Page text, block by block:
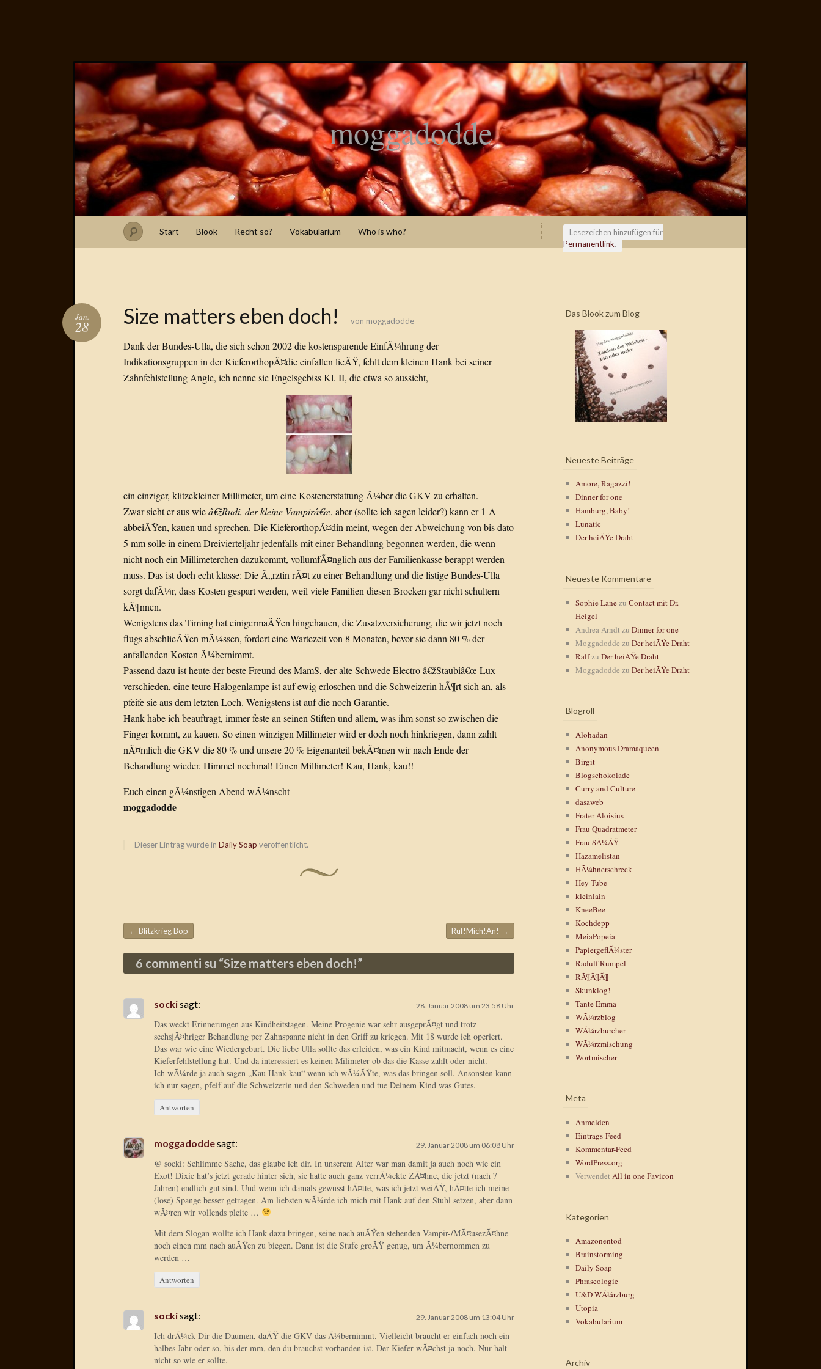
moggadodde
Start Blook Recht so? Vokabularium Who is who?
Lesezeichen hinzufügen für
Permanentlink.
Size matters eben doch!
Jan.
28 von moggadodde
Dank der Bundes-Ulla, die sich schon 2002 die kostensparende EinfÃ¼hrung der
Indikationsgruppen in der KieferorthopÃ¤die einfallen lieÃŸ, fehlt dem kleinen Hank bei seiner
ZahnfehlstellungAngle, ich nenne sie Engelsgebiss Kl. II, die etwa so aussieht,
ein einziger, klitzekleiner Millimeter, um eine Kostenerstattung Ã¼ber die GKV zu erhalten.
Zwar sieht er aus wieâ€žRudi, der kleine Vampirâ€œ, aber (sollte ich sagen leider?) kann er 1-A
abbeiÃŸen, kauen und sprechen. Die KieferorthopÃ¤din meint, wegen der Abweichung von bis dato
5 mm solle in einem Dreivierteljahr jedenfalls mit einer Behandlung begonnen werden, die wenn
nicht noch ein Millimeterchen dazukommt, vollumfÃ¤nglich aus der Familienkasse berappt werden
muss. Das ist doch echt klasse: Die Ã„rztin rÃ¤t zu einer Behandlung und die listige Bundes-Ulla
sorgt dafÃ¼r, dass Kosten gespart werden, weil viele Familien diesen Brocken gar nicht schultern
kÃ¶nnen.
Wenigstens das Timing hat einigermaÃŸen hingehauen, die Zusatzversicherung, die wir jetzt noch
flugs abschlieÃŸen mÃ¼ssen, fordert eine Wartezeit von 8 Monaten, bevor sie dann 80 % der
anfallenden Kosten Ã¼bernimmt.
Passend dazu ist heute der beste Freund des MamS, der alte Schwede Electro â€žStaubiâ€œ Lux
verschieden, eine teure Halogenlampe ist auf ewig erloschen und die Schweizerin hÃ¶rt sich an, als
pfeife sie aus dem letzten Loch. Wenigstens ist auf die noch Garantie.
Hank habe ich beauftragt, immer feste an seinen Stiften und allem, was ihm sonst so zwischen die
Finger kommt, zu kauen. So einen winzigen Millimeter wird er doch noch hinkriegen, dann zahlt
nÃ¤mlich die GKV die 80 % und unsere 20 % Eigenanteil bekÃ¤men wir nach Ende der
Behandlung wieder. Himmel nochmal! Einen Millimeter! Kau, Hank, kau!!
Euch einen gÃ¼nstigen Abend wÃ¼nscht
moggadodde
Dieser Eintrag wurde in Daily Soap veröffentlicht.
Beitragsnavigation
← Blitzkrieg Bop Ruf!Mich!An! →
6 commenti su “Size matters eben doch!”
sockisagt: 28. Januar 2008 um 23:58 Uhr
Das weckt Erinnerungen aus Kindheitstagen. Meine Progenie war sehr ausgeprÃ¤gt und trotz
sechsjÃ¤hriger Behandlung per Zahnspanne nicht in den Griff zu kriegen. Mit 18 wurde ich operiert.
Das war wie eine Wiedergeburt. Die liebe Ulla sollte das erleiden, was ein Kind mitmacht, wenn es eine
Kieferfehlstellung hat. Und da interessiert es keinen Milimeter ob das die Kasse zahlt oder nicht.
Ich wÃ¼rde ja auch sagen „Kau Hank kau“ wenn ich wÃ¼ÃŸte, was das bringen soll. Ansonsten kann
ich nur sagen, pfeif auf die Schweizerin und den Schweden und tue Deinem Kind was Gutes.
Antworten
moggadoddesagt: 29. Januar 2008 um 06:08 Uhr
@ socki: Schlimme Sache, das glaube ich dir. In unserem Alter war man damit ja auch noch wie ein
Exot! Dixie hat’s jetzt gerade hinter sich, sie hatte auch ganz verrÃ¼ckte ZÃ¤hne, die jetzt (nach 7
Jahren) endlich gut sind. Und wenn ich damals gewusst hÃ¤tte, was ich jetzt weiÃŸ, hÃ¤tte ich meine
(lose) Spange besser getragen. Am liebsten wÃ¼rde ich mich mit Hank auf den Stuhl setzen, aber dann
wÃ¤ren wir vollends pleite …
Mit dem Slogan wollte ich Hank dazu bringen, seine nach auÃŸen stehenden Vampir-/MÃ¤usezÃ¤hne
noch einen mm nach auÃŸen zu biegen. Dann ist die Stufe groÃŸ genug, um Ã¼bernommen zu
werden …
Antworten
sockisagt: 29. Januar 2008 um 13:04 Uhr
Ich drÃ¼ck Dir die Daumen, daÃŸ die GKV das Ã¼bernimmt. Vielleicht braucht er einfach noch ein
halbes Jahr oder so, bis der mm, den du brauchst vorhanden ist. Der Kiefer wÃ¤chst ja noch. Nur halt
nicht so wie er sollte.
Das Blook zum Blog
Neueste Beiträge
Amore, Ragazzi!
Dinner for one
Hamburg, Baby!
Lunatic
Der heiÃŸe Draht
Neueste Kommentare
Sophie Lanezu Contact mit Dr.
Heigel
Andrea Arndt zu Dinner for one
Moggadodde zu Der heiÃŸe Draht
Ralfzu Der heiÃŸe Draht
Moggadodde zu Der heiÃŸe Draht
Blogroll
Alohadan
Anonymous Dramaqueen
Birgit
Blogschokolade
Curry and Culture
dasaweb
Frater Aloisius
Frau Quadratmeter
Frau SÃ¼ÃŸ
Hazamelistan
HÃ¼hnerschreck
Hey Tube
kleinlain
KneeBee
Kochdepp
MeiaPopeia
PapiergeflÃ¼ster
Radulf Rumpel
RÃ¶Ã¶Ã¶
Skunklog!
Tante Emma
WÃ¼rzblog
WÃ¼rzburcher
WÃ¼rzmischung
Wortmischer
Meta
Anmelden
Eintrags-Feed
Kommentar-Feed
WordPress.org
Verwendet All in one Favicon
Kategorien
Amazonentod
Brainstorming
Daily Soap
Phraseologie
U&D WÃ¼rzburg
Utopia
Vokabularium
Archiv